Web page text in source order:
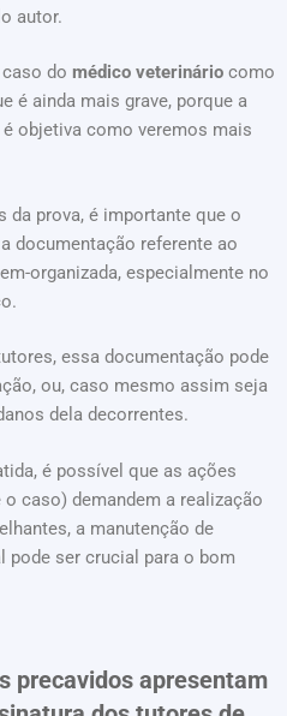
autor.
do médico veterinário como
é ainda mais grave, porque a
objetiva como veremos mais
da prova, é importante que o
documentação referente ao
organizada, especialmente no
essa documentação pode
ou, caso mesmo assim seja
dela decorrentes.
é possível que as ações
caso) demandem a realização
a manutenção de
pode ser crucial para o bom
precavidos apresentam